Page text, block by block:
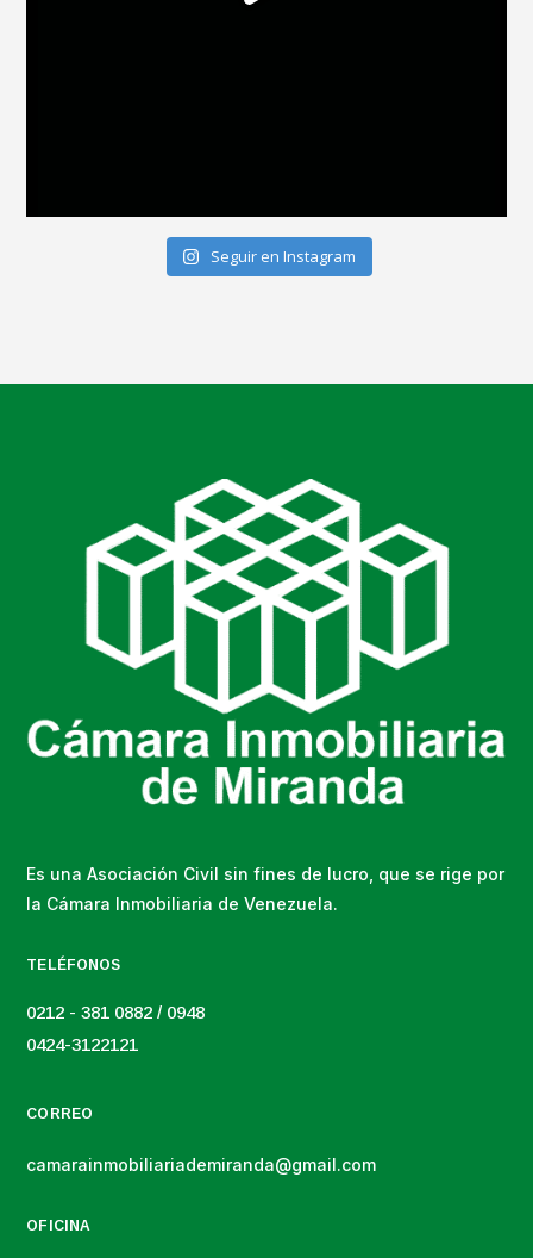
Seguir en Instagram
Es una Asociación Civil sin fines de lucro, que se rige por
la Cámara Inmobiliaria de Venezuela.
TELÉFONOS
0212 - 381 0882 / 0948
0424-3122121
CORREO
camarainmobiliariademiranda@gmail.com
OFICINA